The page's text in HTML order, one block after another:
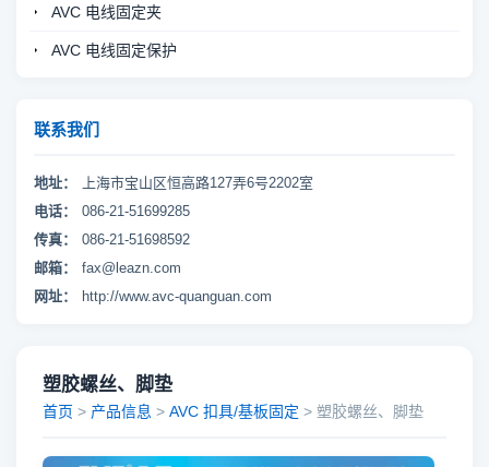
AVC 电线固定夹
AVC 电线固定保护
联系我们
地址：
上海市宝山区恒高路127弄6号2202室
电话：
086-21-51699285
传真：
086-21-51698592
邮箱：
fax@leazn.com
网址：
http://www.avc-quanguan.com
塑胶螺丝、脚垫
首页 > 产品信息 > AVC 扣具/基板固定 > 塑胶螺丝、脚垫